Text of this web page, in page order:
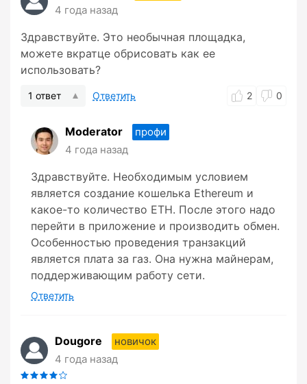
4 года назад
Здравствуйте. Это необычная площадка,
можете вкратце обрисовать как ее
использовать?
1 ответ Ответить 2 0
Moderator
профи
4 года назад
Здравствуйте. Необходимым условием
является создание кошелька Ethereum и
какое-то количество ETH. После этого надо
перейти в приложение и производить обмен.
Особенностью проведения транзакций
является плата за газ. Она нужна майнерам,
поддерживающим работу сети.
Ответить
Dougore
новичок
4 года назад